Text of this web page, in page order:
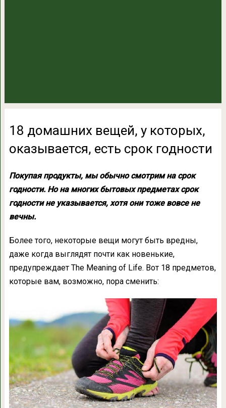
18 домашних вещей, у которых,
оказывается, есть срок годности
Покупая продукты, мы обычно смотрим на срок
годности. Но на многих бытовых предметах срок
годности не указывается, хотя они тоже вовсе не
вечны.
Более того, некоторые вещи могут быть вредны,
даже когда выглядят почти как новенькие,
предупреждает The Meaning of Life. Вот 18 предметов,
которые вам, возможно, пора сменить: